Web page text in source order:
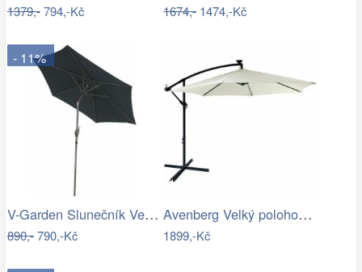
1379,-794,-Kč 1674,-1474,-Kč
- 11%
V-Garden Slunečník VeGA 270C - černý
890,-790,-Kč
Avenberg Velký polohovatelný slunečník…
1899,-Kč